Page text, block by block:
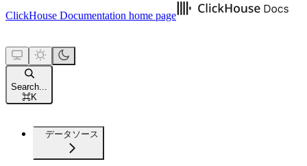
ClickHouse Documentation home page
Search...
⌘K
データソース